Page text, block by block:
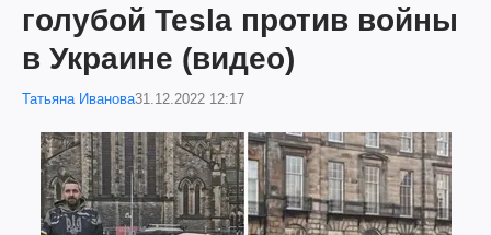
голубой Tesla против войны
в Украине (видео)
Татьяна Иванова31.12.2022 12:17